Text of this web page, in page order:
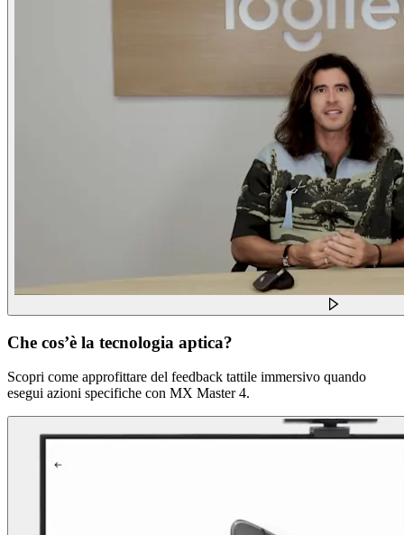
Che cos’è la tecnologia aptica?
Scopri come approfittare del feedback tattile immersivo quando
esegui azioni specifiche con MX Master 4.